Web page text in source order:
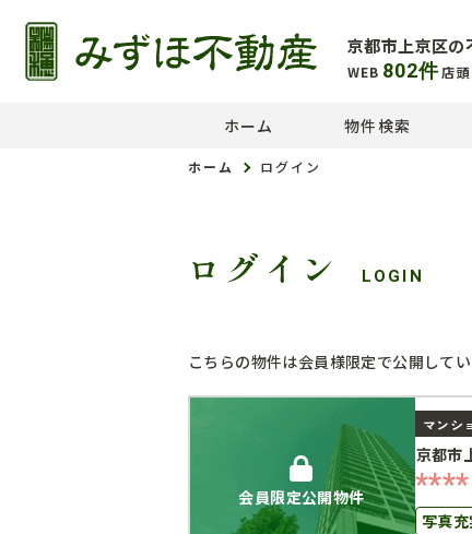
京都市上京区の
WEB 802件店頭
ホーム 物件検索
ホーム ログイン
ログイン LOGIN
こちらの物件は会員様限定で公開して
会員限定公開物件
マンシ
京都市
****
写真